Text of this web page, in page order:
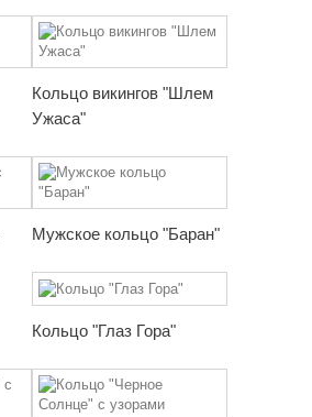
Кольцо викингов "Шлем
Ужаса"
Мужское кольцо "Баран"
Кольцо "Глаз Гора"